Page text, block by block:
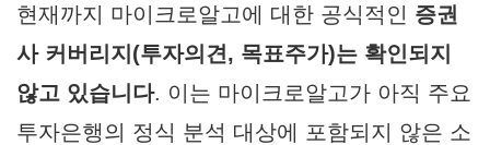
현재까지 마이크로알고에 대한 공식적인 증권
사 커버리지(투자의견, 목표주가)는 확인되지
않고 있습니다. 이는 마이크로알고가 아직 주요
투자은행의 정식 분석 대상에 포함되지 않은 소